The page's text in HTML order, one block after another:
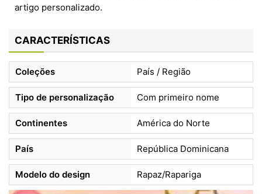
artigo personalizado.
CARACTERÍSTICAS
Coleções País / Região
Tipo de personalização Com primeiro nome
Continentes América do Norte
País República Dominicana
Modelo do design Rapaz/Rapariga